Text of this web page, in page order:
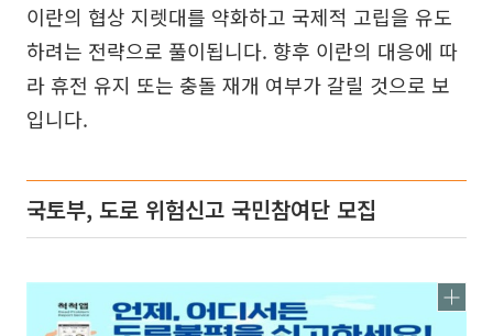
이란의 협상 지렛대를 약화하고 국제적 고립을 유도
하려는 전략으로 풀이됩니다. 향후 이란의 대응에 따
라 휴전 유지 또는 충돌 재개 여부가 갈릴 것으로 보
입니다.
국토부, 도로 위험신고 국민참여단 모집